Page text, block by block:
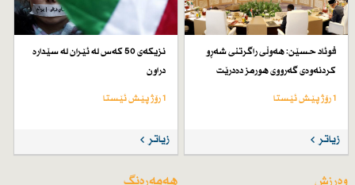
فوئاد حسێن: هەوڵی راگرتنی شەڕو
كردنەوەی گەرووی هورمز دەدرێت
1 رۆژ پێش ئێستا
زیاتر
نزیكەی 50 كەس لە ئێران لە سێدارە
دراون
1 رۆژ پێش ئێستا
زیاتر
وەرزش هەمەڕەنگ